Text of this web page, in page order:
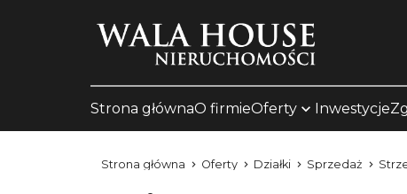
Strona głównaO firmieOferty Inwestycje
Strona główna Oferty Działki Sprzedaż